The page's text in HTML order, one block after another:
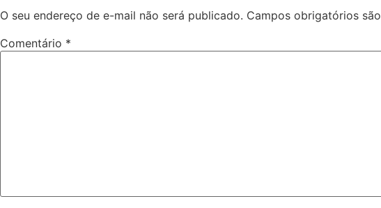
O seu endereço de e-mail não será publicado. Campos obrigatórios
Comentário *